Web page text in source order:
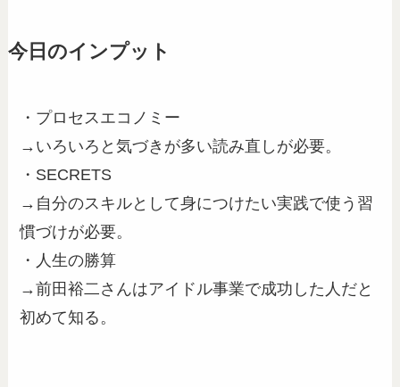
今日のインプット
・プロセスエコノミー
→いろいろと気づきが多い読み直しが必要。
・SECRETS
→自分のスキルとして身につけたい実践で使う習
慣づけが必要。
・人生の勝算
→前田裕二さんはアイドル事業で成功した人だと
初めて知る。